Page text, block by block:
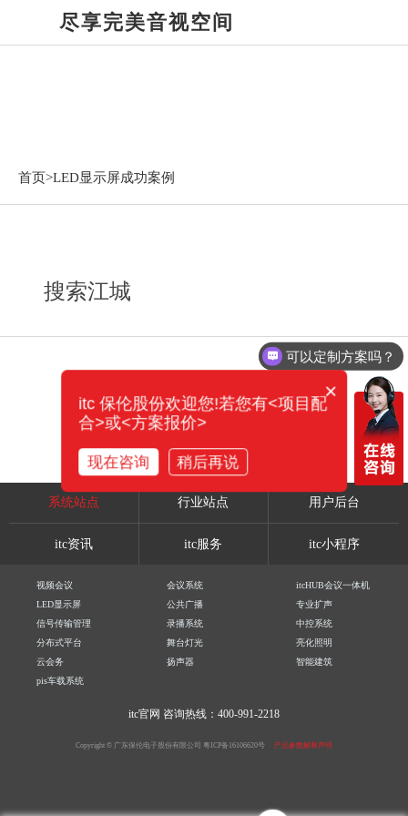
尽享完美音视空间
首页>LED显示屏成功案例
搜索江城
系统站点 行业站点 用户后台
itc资讯 itc服务 itc小程序
视频会议 会议系统
itcHUB会议一体机
LED显示屏
公共广播
专业扩声
信号传输管理
录播系统
中控系统
分布式平台
舞台灯光
亮化照明
云会务
扬声器
智能建筑
pis车载系统
itc官网 咨询热线：400-991-2218
Copyright © 广东保伦电子股份有限公司 粤ICP备16106620号 产品参数解释声明
可以定制方案吗？
×
itc 保伦股份欢迎您!若您有<项目配
合>或<方案报价>
现在咨询 稍后再说